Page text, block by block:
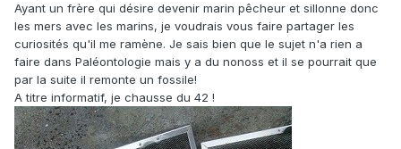
Ayant un frère qui désire devenir marin pêcheur et sillonne donc
les mers avec les marins, je voudrais vous faire partager les
curiosités qu'il me ramène. Je sais bien que le sujet n'a rien a
faire dans Paléontologie mais y a du nonoss et il se pourrait que
par la suite il remonte un fossile!
A titre informatif, je chausse du 42 !